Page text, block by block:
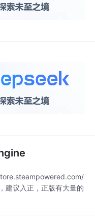
议入正，正版有大量的